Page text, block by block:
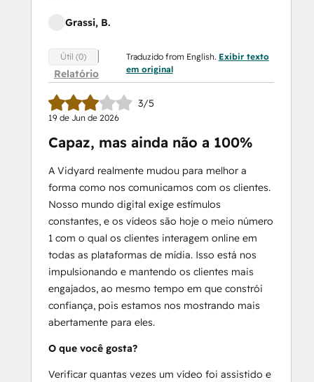
Grassi, B.
Útil (0)
Relatório
Traduzido from English. Exibir texto
em original
3/5
19 de Jun de 2026
Capaz, mas ainda não a 100%
A Vidyard realmente mudou para melhor a
forma como nos comunicamos com os clientes.
Nosso mundo digital exige estímulos
constantes, e os vídeos são hoje o meio número
1 com o qual os clientes interagem online em
todas as plataformas de mídia. Isso está nos
impulsionando e mantendo os clientes mais
engajados, ao mesmo tempo em que constrói
confiança, pois estamos nos mostrando mais
abertamente para eles.
O que você gosta?
Verificar quantas vezes um vídeo foi assistido e